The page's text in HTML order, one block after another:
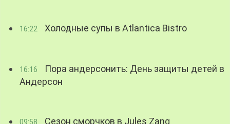
16:22 Холодные супы в Atlantica Bistro
16:16
Пора андерсонить: День защиты детей в
Андерсон
09:58 Сезон сморчков в Jules Zang